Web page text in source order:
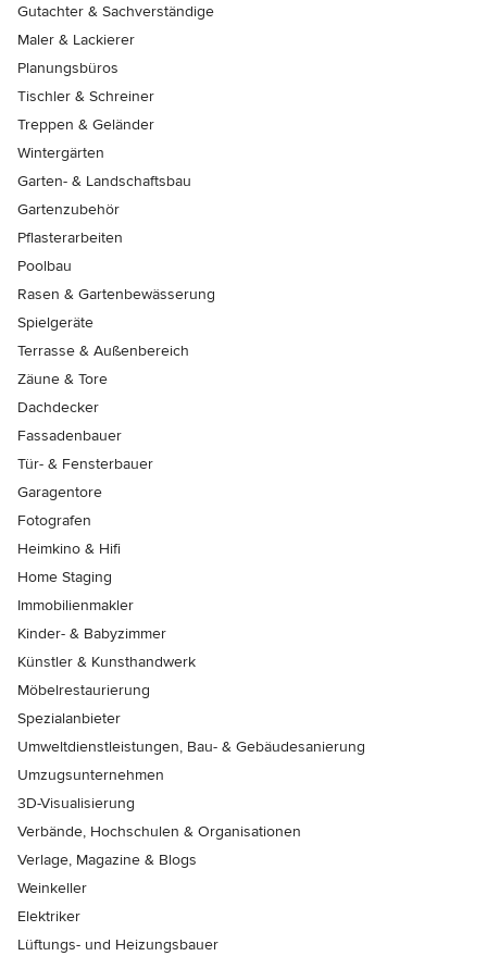
Gutachter & Sachverständige
Maler & Lackierer
Planungsbüros
Tischler & Schreiner
Treppen & Geländer
Wintergärten
Garten- & Landschaftsbau
Gartenzubehör
Pflasterarbeiten
Poolbau
Rasen & Gartenbewässerung
Spielgeräte
Terrasse & Außenbereich
Zäune & Tore
Dachdecker
Fassadenbauer
Tür- & Fensterbauer
Garagentore
Fotografen
Heimkino & Hifi
Home Staging
Immobilienmakler
Kinder- & Babyzimmer
Künstler & Kunsthandwerk
Möbelrestaurierung
Spezialanbieter
Umweltdienstleistungen, Bau- & Gebäudesanierung
Umzugsunternehmen
3D-Visualisierung
Verbände, Hochschulen & Organisationen
Verlage, Magazine & Blogs
Weinkeller
Elektriker
Lüftungs- und Heizungsbauer